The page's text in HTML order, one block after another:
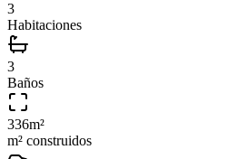
3
Habitaciones
3
Baños
336m²
m² construidos